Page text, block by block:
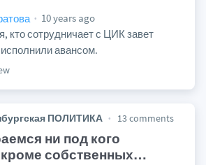
10 years ago
кто сотрудничает с ЦИК завет
авансом.
ПОЛИТИКА 13 comments
ни под кого
собственных…